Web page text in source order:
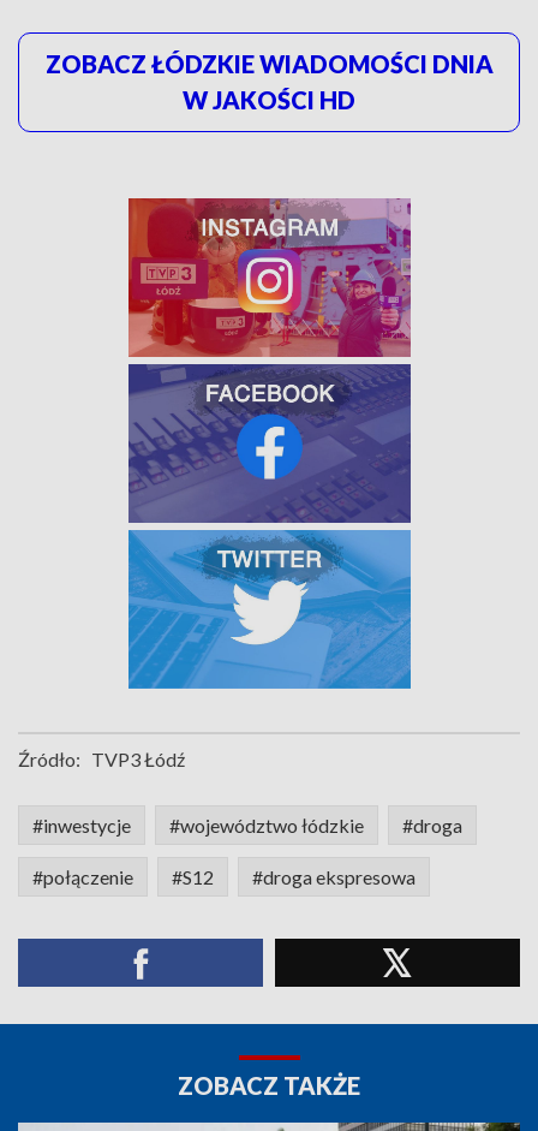
ZOBACZ ŁÓDZKIE WIADOMOŚCI DNIA
W JAKOŚCI HD
Źródło: TVP3 Łódź
#inwestycje #województwo łódzkie #droga
#połączenie #S12 #droga ekspresowa
ZOBACZ TAKŻE